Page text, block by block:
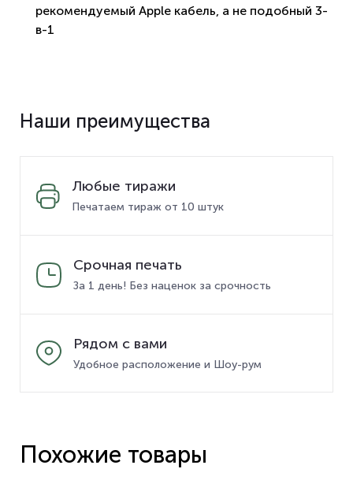
рекомендуемый Apple кабель, а не подобный 3-
в-1
Наши преимущества
Любые тиражи
Печатаем тираж от 10 штук
Срочная печать
За 1 день! Без наценок за срочность
Рядом с вами
Удобное расположение и Шоу-рум
Похожие товары